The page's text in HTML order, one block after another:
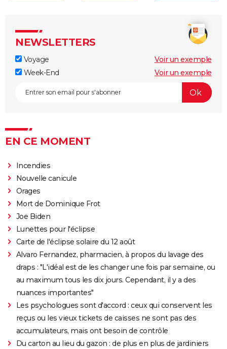
passeport, météo, le guide
Cap-Vert
La Réunion : activités, lieux à voir, visite, plus belles
plages, météo... Le guide
Madagascar : lieux incontournables à visiter, îles,
aéroport, plages, météo, le guide
Seychelles : plus belles plages, climat, aéroport,
guide de voyage
météo, le guide
Afrique du Sud
Côte d'Ivoire
Zanzibar
Tanzanie
Cameroun
Mayotte
Dakar
Egypte
NEWSLETTERS
Voyage
Voir un exemple
Week-End
Voir un exemple
EN CE MOMENT
Incendies
Nouvelle canicule
Orages
Mort de Dominique Frot
Joe Biden
Lunettes pour l'éclipse
Carte de l'éclipse solaire du 12 août
Alvaro Fernandez, pharmacien, à propos du lavage des
draps : "L'idéal est de les changer une fois par semaine, ou
au maximum tous les dix jours. Cependant, il y a des
nuances importantes"
Les psychologues sont d'accord : ceux qui conservent les
reçus ou les vieux tickets de caisses ne sont pas des
accumulateurs, mais ont besoin de contrôle
Du carton au lieu du gazon : de plus en plus de jardiniers